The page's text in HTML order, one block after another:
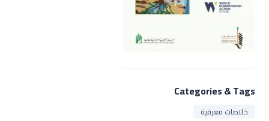
Categories & Tags
خلاصات معرفية